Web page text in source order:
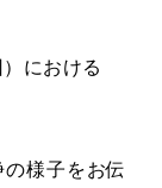
における
様子をお伝